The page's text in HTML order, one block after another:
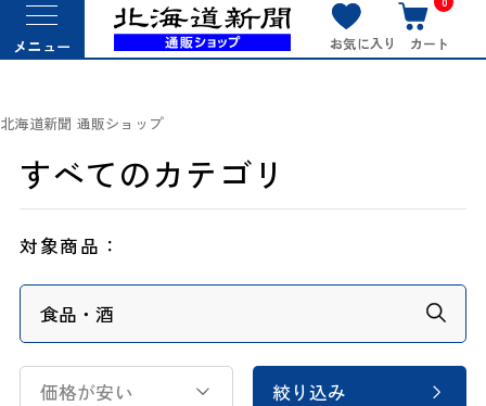
メニュー お気に入り カート
北海道新聞 通販ショップ
すべてのカテゴリ
対象商品：
価格が安い 絞り込み